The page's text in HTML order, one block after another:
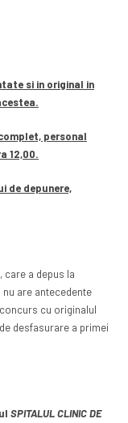
si in original in
personal
12,00.
de depunere,
care a depus la
are antecedente
cu originalul
desfasurare a primei
SPITALUL CLINIC DE